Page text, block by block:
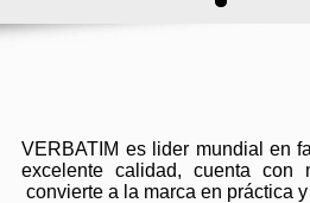
VERBATIM es lider mundial en
excelente calidad, cuenta con
convierte a la marca en práctica